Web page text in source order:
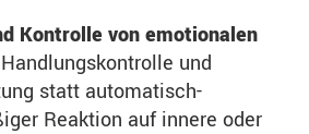
Kontrolle von emotionalen
und
statt automatisch-
Reaktion auf innere oder